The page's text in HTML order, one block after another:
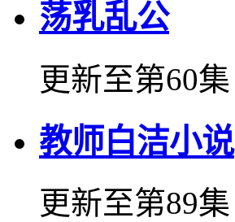
荡乳乱公
更新至第60集
教师白洁小说
更新至第89集